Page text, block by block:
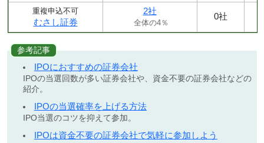
重複申込不可
むさし証券
2社
全体の4％
0社
参考記事
IPOにおすすめの証券会社
IPOの当選回数が多い証券会社や、資金不要の証券会社などの
紹介。
IPOの当選確率を上げる方法
IPO当選のコツを抑えて参加。
IPOは資金不要の証券会社で気軽に参加しよう